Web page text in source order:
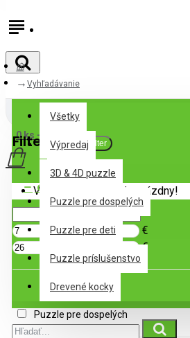
Všetky
Všetky
Výpredaj
3D & 4D puzzle
Puzzle pre dospelých
Puzzle pre deti
Puzzle príslušenstvo
Drevené kocky
0 ks - 0,00€
Váš nákupný košík je prázdny!
Vyhľadávanie
Filter Zrušiť filter
Cena
€
€
Podkategórie
Puzzle pre dospelých